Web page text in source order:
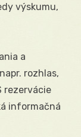
výskumu,
a
rozhlas,
rezervácie
informačná